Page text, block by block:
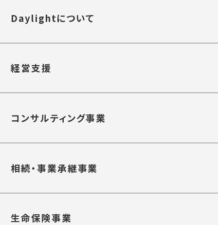
Daylightについて
経営支援
コンサルティング事業
相続・事業承継事業
生命保険事業